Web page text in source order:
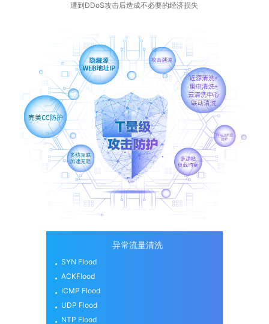
遭到DDoS攻击后造成不必要的经济损失
异常流量清洗
SYN Flood
ACKFlood
ICMP Flood
UDP Flood
NTP Flood